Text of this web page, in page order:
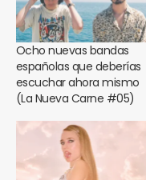
Ocho nuevas bandas
españolas que deberías
escuchar ahora mismo
(La Nueva Carne #05)